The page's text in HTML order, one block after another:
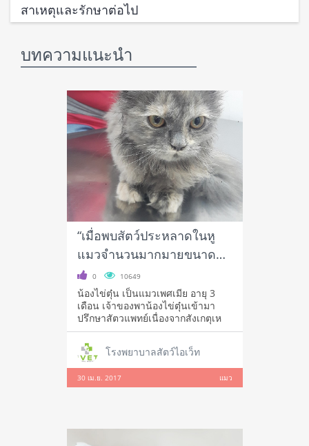
สาเหตุและรักษาต่อไป
บทความแนะนำ
“เมื่อพบสัตว์ประหลาดในหู
แมวจำนวนมากมายขนาดนี้
คุณหมอจะทำอย่างไรดี”
0 10649
น้องไข่ตุ๋น เป็นแมวเพศเมีย อายุ 3
เดือน เจ้าของพาน้องไข่ตุ๋นเข้ามา
ปรึกษาสัตวแพทย์เนื่องจากสังเกตุเห
โรงพยาบาลสัตว์ไอเว็ท
30 เม.ย. 2017 แมว